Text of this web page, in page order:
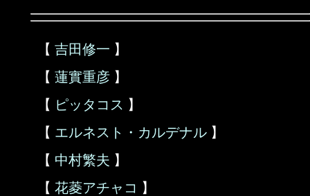
【 吉田修一 】
【 蓮實重彦 】
【 ピッタコス 】
【 エルネスト・カルデナル 】
【 中村繁夫 】
【 花菱アチャコ 】